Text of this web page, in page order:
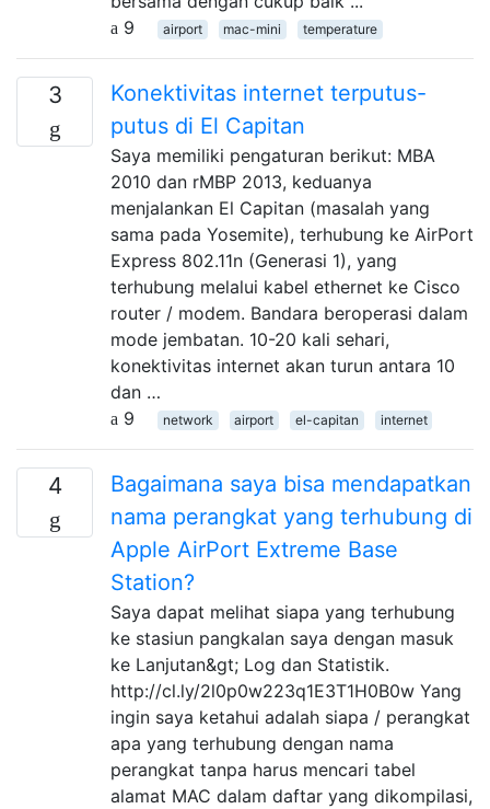
9
airport mac-mini temperature
3
Konektivitas internet terputus-
putus di El Capitan
Saya memiliki pengaturan berikut: MBA
2010 dan rMBP 2013, keduanya
menjalankan El Capitan (masalah yang
sama pada Yosemite), terhubung ke AirPort
Express 802.11n (Generasi 1), yang
terhubung melalui kabel ethernet ke Cisco
router / modem. Bandara beroperasi dalam
mode jembatan. 10-20 kali sehari,
konektivitas internet akan turun antara 10
dan …
9
network airport el-capitan internet
4
Bagaimana saya bisa mendapatkan
nama perangkat yang terhubung di
Apple AirPort Extreme Base
Station?
Saya dapat melihat siapa yang terhubung
ke stasiun pangkalan saya dengan masuk
ke Lanjutan&gt; Log dan Statistik.
http://cl.ly/2l0p0w223q1E3T1H0B0w Yang
ingin saya ketahui adalah siapa / perangkat
apa yang terhubung dengan nama
perangkat tanpa harus mencari tabel
alamat MAC dalam daftar yang dikompilasi,